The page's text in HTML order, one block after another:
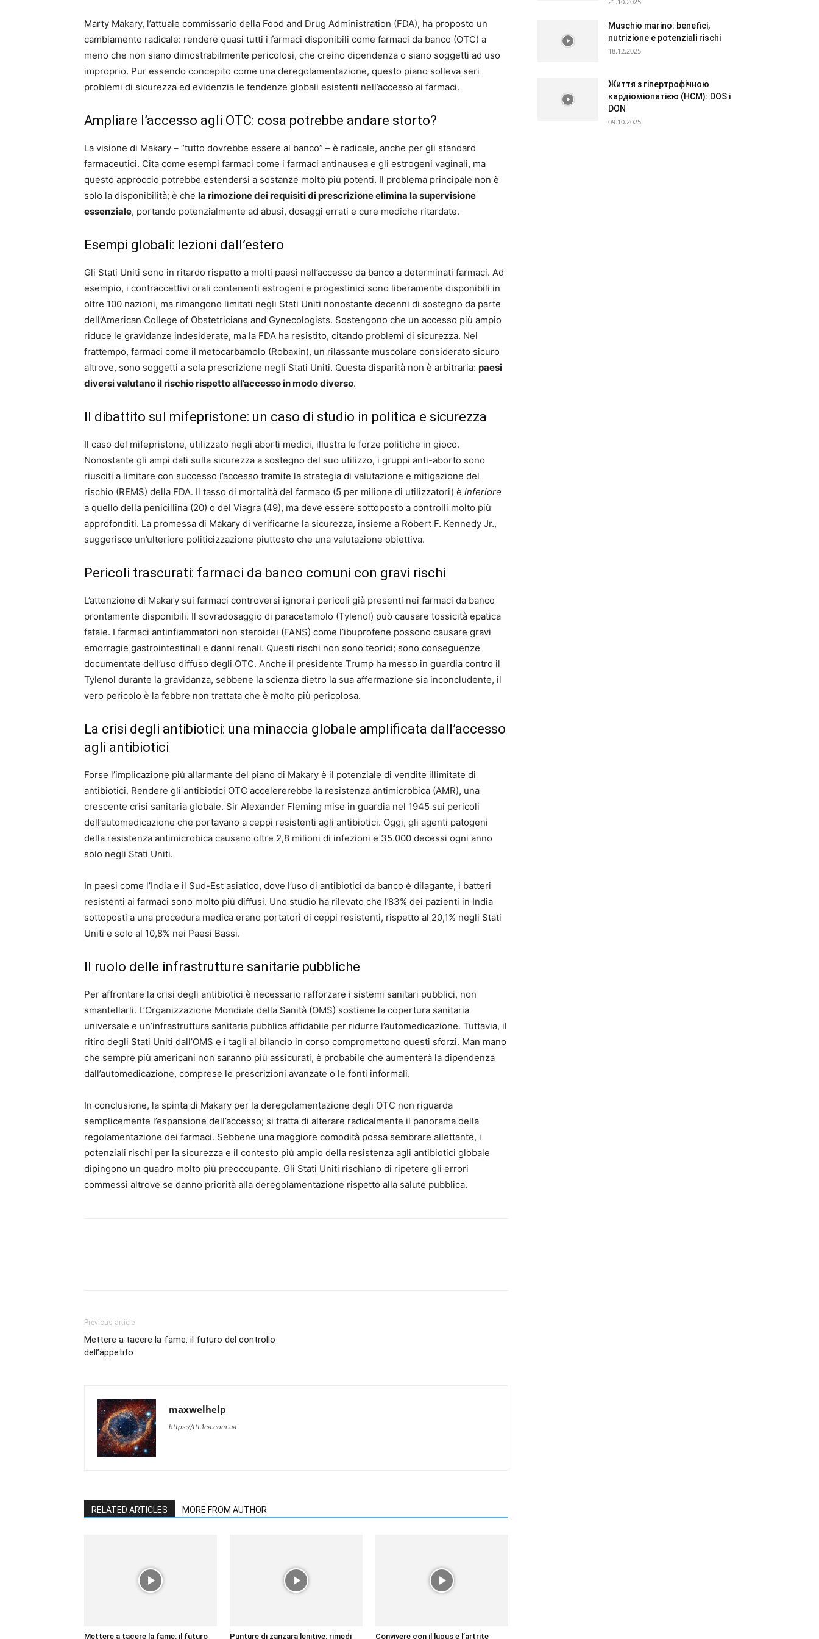
Marty Makary, l’attuale commissario della Food and Drug Administration (FDA), ha proposto un
cambiamento radicale: rendere quasi tutti i farmaci disponibili come farmaci da banco (OTC) a
meno che non siano dimostrabilmente pericolosi, che creino dipendenza o siano soggetti ad uso
improprio. Pur essendo concepito come una deregolamentazione, questo piano solleva seri
problemi di sicurezza ed evidenzia le tendenze globali esistenti nell’accesso ai farmaci.
Ampliare l’accesso agli OTC: cosa potrebbe andare storto?
La visione di Makary – “tutto dovrebbe essere al banco” – è radicale, anche per gli standard
farmaceutici. Cita come esempi farmaci come i farmaci antinausea e gli estrogeni vaginali, ma
questo approccio potrebbe estendersi a sostanze molto più potenti. Il problema principale non è
solo la disponibilità; è che la rimozione dei requisiti di prescrizione elimina la supervisione
essenziale, portando potenzialmente ad abusi, dosaggi errati e cure mediche ritardate.
Esempi globali: lezioni dall’estero
Gli Stati Uniti sono in ritardo rispetto a molti paesi nell’accesso da banco a determinati farmaci. Ad
esempio, i contraccettivi orali contenenti estrogeni e progestinici sono liberamente disponibili in
oltre 100 nazioni, ma rimangono limitati negli Stati Uniti nonostante decenni di sostegno da parte
dell’American College of Obstetricians and Gynecologists. Sostengono che un accesso più ampio
riduce le gravidanze indesiderate, ma la FDA ha resistito, citando problemi di sicurezza. Nel
frattempo, farmaci come il metocarbamolo (Robaxin), un rilassante muscolare considerato sicuro
altrove, sono soggetti a sola prescrizione negli Stati Uniti. Questa disparità non è arbitraria: paesi
diversi valutano il rischio rispetto all’accesso in modo diverso.
Il dibattito sul mifepristone: un caso di studio in politica e sicurezza
Il caso del mifepristone, utilizzato negli aborti medici, illustra le forze politiche in gioco.
Nonostante gli ampi dati sulla sicurezza a sostegno del suo utilizzo, i gruppi anti-aborto sono
riusciti a limitare con successo l’accesso tramite la strategia di valutazione e mitigazione del
rischio (REMS) della FDA. Il tasso di mortalità del farmaco (5 per milione di utilizzatori) è inferiore
a quello della penicillina (20) o del Viagra (49), ma deve essere sottoposto a controlli molto più
approfonditi. La promessa di Makary di verificarne la sicurezza, insieme a Robert F. Kennedy Jr.,
suggerisce un’ulteriore politicizzazione piuttosto che una valutazione obiettiva.
Pericoli trascurati: farmaci da banco comuni con gravi rischi
L’attenzione di Makary sui farmaci controversi ignora i pericoli già presenti nei farmaci da banco
prontamente disponibili. Il sovradosaggio di paracetamolo (Tylenol) può causare tossicità epatica
fatale. I farmaci antinfiammatori non steroidei (FANS) come l’ibuprofene possono causare gravi
emorragie gastrointestinali e danni renali. Questi rischi non sono teorici; sono conseguenze
documentate dell’uso diffuso degli OTC. Anche il presidente Trump ha messo in guardia contro il
Tylenol durante la gravidanza, sebbene la scienza dietro la sua affermazione sia inconcludente, il
vero pericolo è la febbre non trattata che è molto più pericolosa.
La crisi degli antibiotici: una minaccia globale amplificata dall’accesso
agli antibiotici
Forse l’implicazione più allarmante del piano di Makary è il potenziale di vendite illimitate di
antibiotici. Rendere gli antibiotici OTC accelererebbe la resistenza antimicrobica (AMR), una
crescente crisi sanitaria globale. Sir Alexander Fleming mise in guardia nel 1945 sui pericoli
dell’automedicazione che portavano a ceppi resistenti agli antibiotici. Oggi, gli agenti patogeni
della resistenza antimicrobica causano oltre 2,8 milioni di infezioni e 35.000 decessi ogni anno
solo negli Stati Uniti.
In paesi come l’India e il Sud-Est asiatico, dove l’uso di antibiotici da banco è dilagante, i batteri
resistenti ai farmaci sono molto più diffusi. Uno studio ha rilevato che l’83% dei pazienti in India
sottoposti a una procedura medica erano portatori di ceppi resistenti, rispetto al 20,1% negli Stati
Uniti e solo al 10,8% nei Paesi Bassi.
Il ruolo delle infrastrutture sanitarie pubbliche
Per affrontare la crisi degli antibiotici è necessario rafforzare i sistemi sanitari pubblici, non
smantellarli. L’Organizzazione Mondiale della Sanità (OMS) sostiene la copertura sanitaria
universale e un’infrastruttura sanitaria pubblica affidabile per ridurre l’automedicazione. Tuttavia, il
ritiro degli Stati Uniti dall’OMS e i tagli al bilancio in corso compromettono questi sforzi. Man mano
che sempre più americani non saranno più assicurati, è probabile che aumenterà la dipendenza
dall’automedicazione, comprese le prescrizioni avanzate o le fonti informali.
In conclusione, la spinta di Makary per la deregolamentazione degli OTC non riguarda
semplicemente l’espansione dell’accesso; si tratta di alterare radicalmente il panorama della
regolamentazione dei farmaci. Sebbene una maggiore comodità possa sembrare allettante, i
potenziali rischi per la sicurezza e il contesto più ampio della resistenza agli antibiotici globale
dipingono un quadro molto più preoccupante. Gli Stati Uniti rischiano di ripetere gli errori
commessi altrove se danno priorità alla deregolamentazione rispetto alla salute pubblica.
Previous article
Mettere a tacere la fame: il futuro del controllo
dell’appetito
maxwelhelp
https://ttt.1ca.com.ua
RELATED ARTICLES MORE FROM AUTHOR
Mettere a tacere la fame: il futuro Punture di zanzara lenitive: rimedi Convivere con il lupus e l’artrite
Muschio marino: benefici,
nutrizione e potenziali rischi
18.12.2025
Життя з гіпертрофічною
кардіоміопатією (HCM): DOS і
DON
09.10.2025